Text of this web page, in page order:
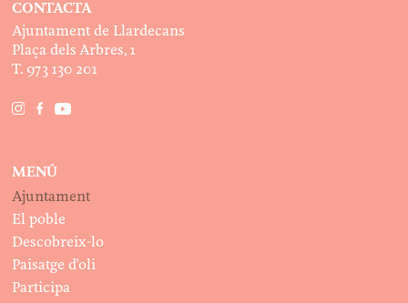
CONTACTA
Ajuntament de Llardecans
Plaça dels Arbres, 1
T. 973 130 201
MENÚ
Ajuntament
El poble
Descobreix-lo
Paisatge d’oli
Participa